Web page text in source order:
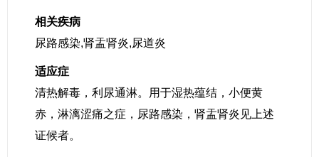
相关疾病
尿路感染,肾盂肾炎,尿道炎
适应症
清热解毒，利尿通淋。用于湿热蕴结，小便黄
赤，淋漓涩痛之症，尿路感染，肾盂肾炎见上述
证候者。